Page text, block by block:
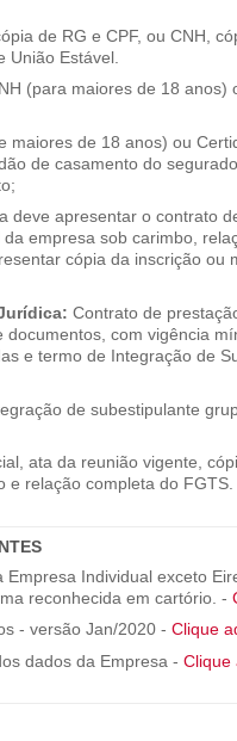
de RG e CPF, ou CNH,
União Estável.
(para maiores de 18 anos)
maiores de 18 anos) ou
de casamento do
deve apresentar o contrato
empresa sob carimbo,
cópia da inscrição ou
Contrato de
com vigência
e termo de Integração de
de subestipulante
ata da reunião vigente,
e relação completa do FGTS.
Empresa Individual exceto
reconhecida em cartório. -
- versão Jan/2020 - Clique
dados da Empresa - Clique